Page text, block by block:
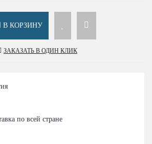
В КОРЗИНУ
ЗАКАЗАТЬ В ОДИН КЛИК
по всей стране